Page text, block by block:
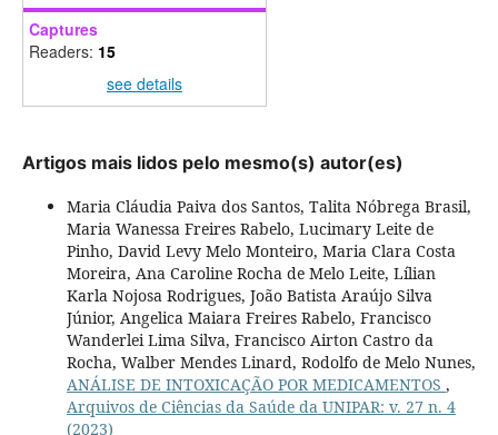
Captures
Readers: 15
see details
Artigos mais lidos pelo mesmo(s) autor(es)
Maria Cláudia Paiva dos Santos, Talita Nóbrega Brasil,
Maria Wanessa Freires Rabelo, Lucimary Leite de
Pinho, David Levy Melo Monteiro, Maria Clara Costa
Moreira, Ana Caroline Rocha de Melo Leite, Lílian
Karla Nojosa Rodrigues, João Batista Araújo Silva
Júnior, Angelica Maiara Freires Rabelo, Francisco
Wanderlei Lima Silva, Francisco Airton Castro da
Rocha, Walber Mendes Linard, Rodolfo de Melo Nunes,
ANÁLISE DE INTOXICAÇÃO POR MEDICAMENTOS ,
Arquivos de Ciências da Saúde da UNIPAR: v. 27 n. 4
(2023)